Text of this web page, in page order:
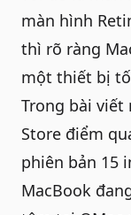
màn hình
thì rõ ràng
một thiết bị
Trong bài viết
Store điểm
phiên bản 15
MacBook